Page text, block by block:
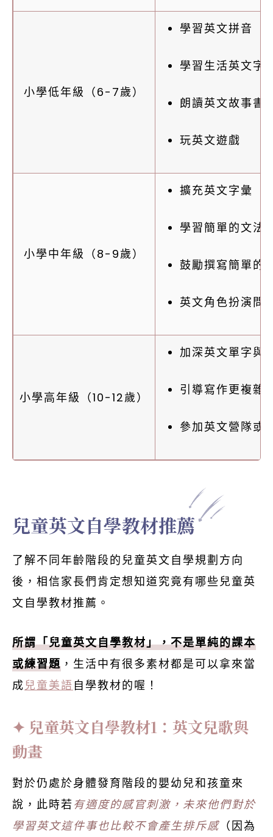
小學低年級（6-7歲）
學習英文拼音
學習生活英文字
朗讀英文故事書
玩英文遊戲
小學中年級（8-9歲）
擴充英文字彙
學習簡單的文法
鼓勵撰寫簡單的
英文角色扮演問
小學高年級（10-12歲）
加深英文單字與
引導寫作更複雜
參加英文營隊或
兒童英文自學教材推薦
了解不同年齡階段的兒童英文自學規劃方向
後，相信家長們肯定想知道究竟有哪些兒童英
文自學教材推薦。
所謂「兒童英文自學教材」，不是單純的課本
或練習題 ，生活中有很多素材都是可以拿來當
成兒童美語 自學教材的喔！
兒童英文自學教材1：英文兒歌與
動畫
對於仍處於身體發育階段的嬰幼兒和孩童來
說，此時若 有適度的感官刺激，未來他們對於
學習英文這件事也比較不會產生排斥感（因為